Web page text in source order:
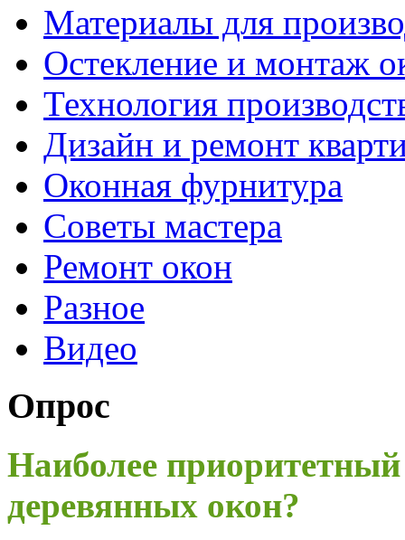
Материалы для
Остекление и монтаж
Технология
Дизайн и ремонт
Оконная фурнитура
Советы мастера
Ремонт окон
Разное
Видео
Опрос
Наиболее
деревянных окон?